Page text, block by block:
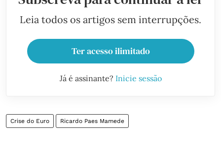
Leia todos os artigos sem interrupções.
Ter acesso ilimitado
Já é assinante? Inicie sessão
Crise do Euro Ricardo Paes Mamede